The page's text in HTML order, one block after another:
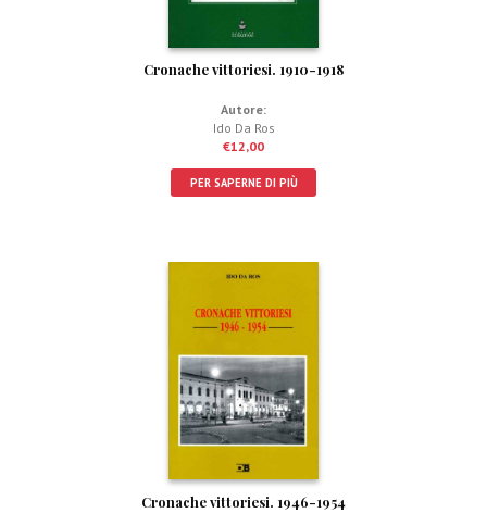
Cronache vittoriesi. 1910-1918
Autore:
Ido Da Ros
€12,00
PER SAPERNE DI PIÙ
Cronache vittoriesi. 1946-1954